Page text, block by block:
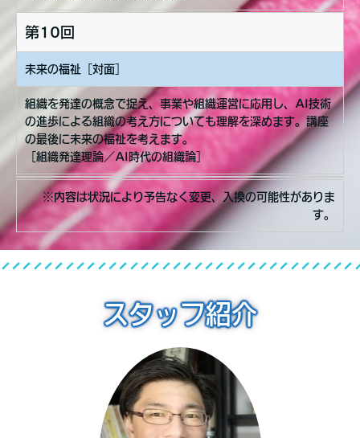
第10回
未来の福祉［対面］
組織を発達の概念で捉え、事業や組織運営に応用し、AI技術
の進歩による組織の考え方についても理解を深めます。講座
の最後に未来の福祉を考えます。
［組織発達理論／AI時代の組織論］
※内容は状況により予告なく変更、入換の可能性がありま
す。
スタッフ紹介